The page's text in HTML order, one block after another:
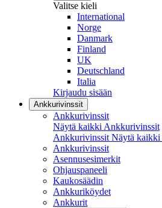
Valitse kieli
International
Norge
Danmark
Finland
UK
Deutschland
Italia
Kirjaudu sisään
Ankkurivinssit
Ankkurivinssit
Näytä kaikki Ankkurivinssit
Ankkurivinssit Näytä kaikki
Ankkurivinssit
Asennusesimerkit
Ohjauspaneeli
Kaukosäädin
Ankkuriköydet
Ankkurit